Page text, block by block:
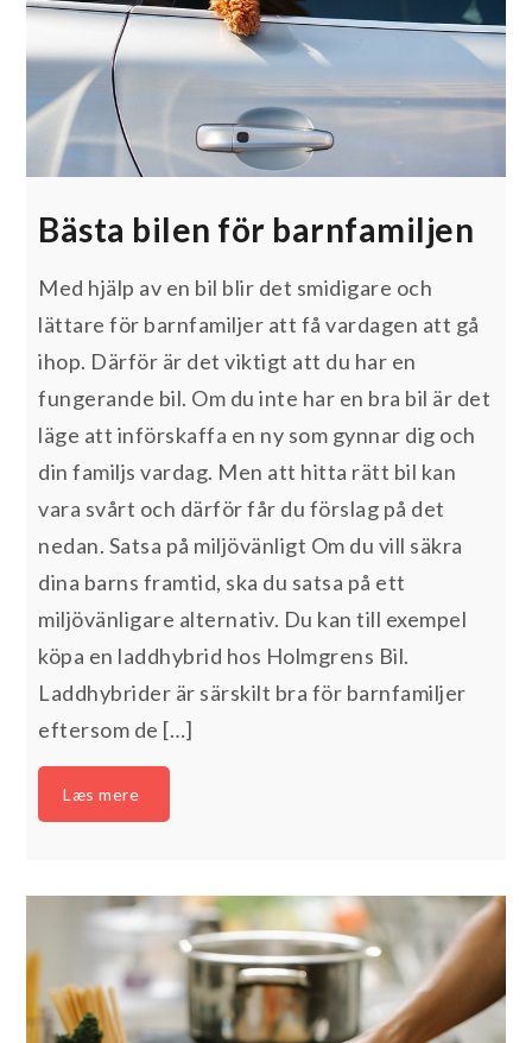
Bästa bilen för barnfamiljen
Med hjälp av en bil blir det smidigare och
lättare för barnfamiljer att få vardagen att gå
ihop. Därför är det viktigt att du har en
fungerande bil. Om du inte har en bra bil är det
läge att införskaffa en ny som gynnar dig och
din familjs vardag. Men att hitta rätt bil kan
vara svårt och därför får du förslag på det
nedan. Satsa på miljövänligt Om du vill säkra
dina barns framtid, ska du satsa på ett
miljövänligare alternativ. Du kan till exempel
köpa en laddhybrid hos Holmgrens Bil.
Laddhybrider är särskilt bra för barnfamiljer
eftersom de […]